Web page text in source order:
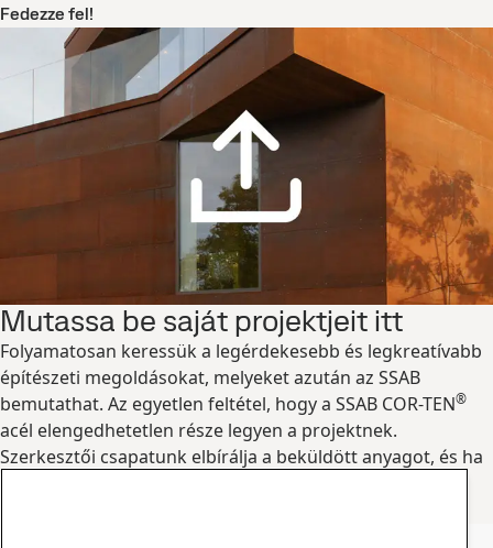
Fedezze fel!
Mutassa be saját projektjeit itt
Folyamatosan keressük a legérdekesebb és legkreatívabb
építészeti megoldásokat, melyeket azután az SSAB
bemutathat. Az egyetlen feltétel, hogy a SSAB COR-TEN®
acél elengedhetetlen része legyen a projektnek.
Szerkesztői csapatunk elbírálja a beküldött anyagot, és ha